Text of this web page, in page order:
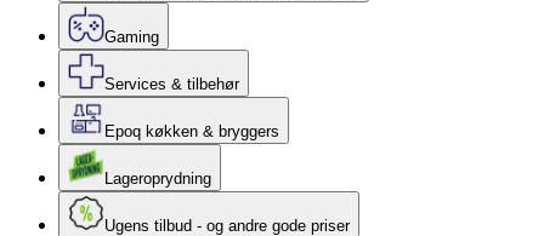
Gaming
Services & tilbehør
Epoq køkken & bryggers
Lageroprydning
Ugens tilbud - og andre gode priser